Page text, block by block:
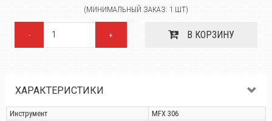
(МИНИМАЛЬНЫЙ ЗАКАЗ: 1 ШТ)
- + В КОРЗИНУ
ХАРАКТЕРИСТИКИ
Инструмент
MFX 306